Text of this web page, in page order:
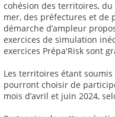
cohésion des territoires,
mer, des préfectures et de
démarche d’ampleur
exercices de simulation
exercices Prépa'Risk sont
Les territoires étant
pourront choisir de
mois d’avril et juin 2024,